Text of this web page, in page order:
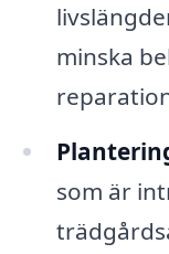
minska
som är